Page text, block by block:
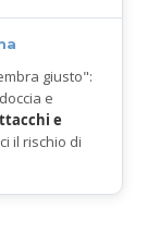
giusto":
e
e
il rischio di